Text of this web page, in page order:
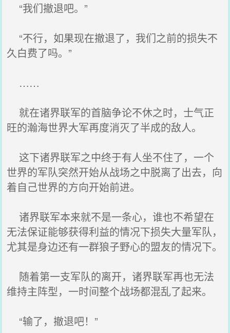
“我们撤退吧。”
“不行，如果现在撤退了，我们之前的损失不
久白费了吗。”
……
就在诸界联军的首脑争论不休之时，士气正
旺的瀚海世界大军再度消灭了半成的敌人。
这下诸界联军之中终于有人坐不住了，一个
世界的军队突然开始从战场之中脱离了出去，向
着自己世界的方向开始前进。
诸界联军本来就不是一条心，谁也不希望在
无法保证能够获得利益的情况下损失大量军队，
尤其是身边还有一群狼子野心的盟友的情况下。
随着第一支军队的离开，诸界联军再也无法
维持主阵型，一时间整个战场都混乱了起来。
“输了，撤退吧！”